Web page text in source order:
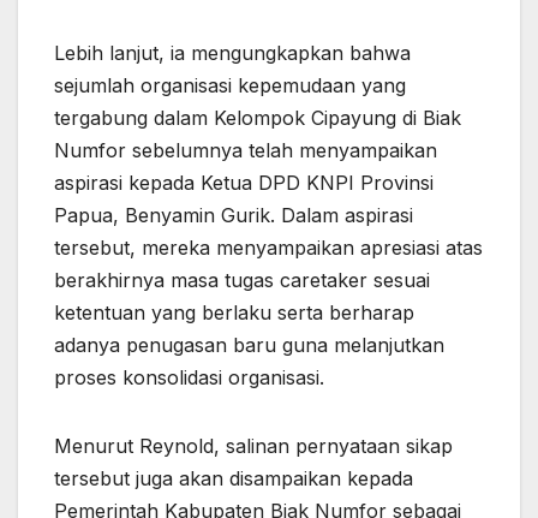
Lebih lanjut, ia mengungkapkan bahwa
sejumlah organisasi kepemudaan yang
tergabung dalam Kelompok Cipayung di Biak
Numfor sebelumnya telah menyampaikan
aspirasi kepada Ketua DPD KNPI Provinsi
Papua, Benyamin Gurik. Dalam aspirasi
tersebut, mereka menyampaikan apresiasi atas
berakhirnya masa tugas caretaker sesuai
ketentuan yang berlaku serta berharap
adanya penugasan baru guna melanjutkan
proses konsolidasi organisasi.
Menurut Reynold, salinan pernyataan sikap
tersebut juga akan disampaikan kepada
Pemerintah Kabupaten Biak Numfor sebagai